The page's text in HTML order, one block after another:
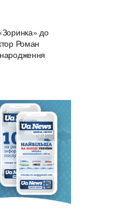
до
Роман